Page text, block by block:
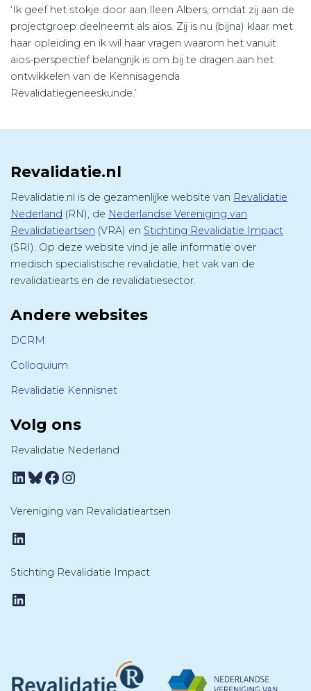
‘Ik geef het stokje door aan Ileen Albers, omdat zij aan de
project­groep deelneemt als aios. Zij is nu (bijna) klaar met
haar opleiding en ik wil haar vragen waarom het vanuit
aios-perspectief belangrijk is om bij te dragen aan het
ontwikkelen van de Kennisagenda
Revalidatiegeneeskunde.’
Revalidatie.nl
Revalidatie.nl is de gezamenlijke website van Revalidatie
Nederland (RN), de Nederlandse Vereniging van
Revalidatieartsen (VRA) en Stichting Revalidatie Impact
(SRI). Op deze website vind je alle informatie over
medisch specialistische revalidatie, het vak van de
revalidatiearts en de revalidatiesector.
Andere websites
DCRM
Colloquium
Revalidatie Kennisnet
Volg ons
Revalidatie Nederland
LinkedIn
Bluesky
Facebook
Instagram
Vereniging van Revalidatieartsen
LinkedIn
Stichting Revalidatie Impact
LinkedIn